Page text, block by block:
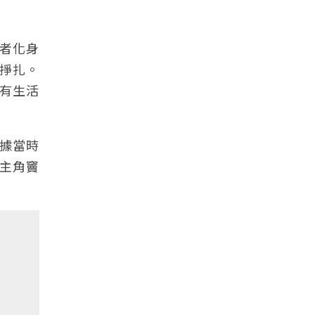
化身
扎。
生活
當時
角竇